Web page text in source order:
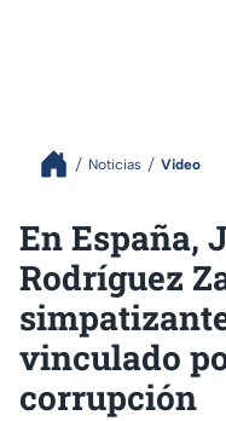
Noticias Video
En España,
Rodríguez
vinculado
corrupción